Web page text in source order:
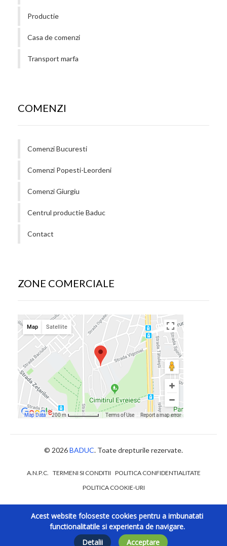
Productie
Casa de comenzi
Transport marfa
COMENZI
Comenzi Bucuresti
Comenzi Popesti-Leordeni
Comenzi Giurgiu
Centrul productie Baduc
Contact
ZONE COMERCIALE
© 2026BADUC. Toate drepturile rezervate.
A.N.P.C. TERMENI SI CONDITII POLITICA CONFIDENTIALITATE
POLITICA COOKIE-URI
Acest website foloseste cookies pentru a imbunatati
functionalitatile si experienta de navigare.
Detalii
Acceptare